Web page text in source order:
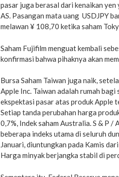
pasar juga berasal dari kenaikan
AS. Pasangan mata uang USDJPY
melawan ¥ 108,70 ketika saham
Saham Fujifilm menguat kembali
konfirmasi bahwa pihaknya akan
Bursa Saham Taiwan juga naik,
Apple Inc. Taiwan adalah rumah
ekspektasi pasar atas produk Apple
Setiap tanda perubahan harga
0,7%, Indek saham Australia. S & P
beberapa indeks utama di seluruh
Januari, diuntungkan pada Kamis
Harga minyak berjangka stabil di